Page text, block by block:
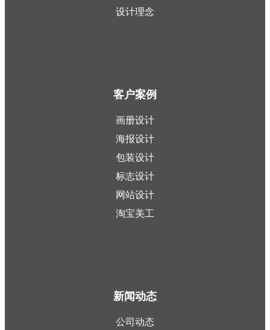
设计理念
客户案例
画册设计
海报设计
包装设计
标志设计
网站设计
淘宝美工
新闻动态
公司动态